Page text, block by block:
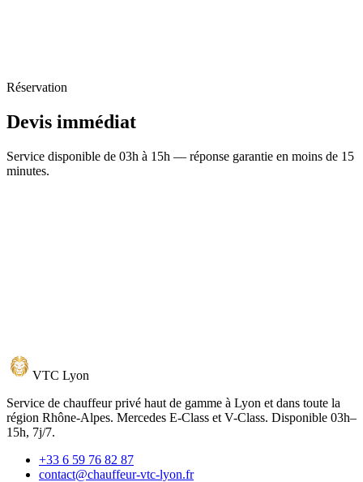
Réservation
Devis immédiat
Service disponible de 03h à 15h — réponse garantie en moins de 15
minutes.
VTC Lyon
Service de chauffeur privé haut de gamme à Lyon et dans toute la
région Rhône-Alpes. Mercedes E-Class et V-Class. Disponible 03h–
15h, 7j/7.
+33 6 59 76 82 87
contact@chauffeur-vtc-lyon.fr